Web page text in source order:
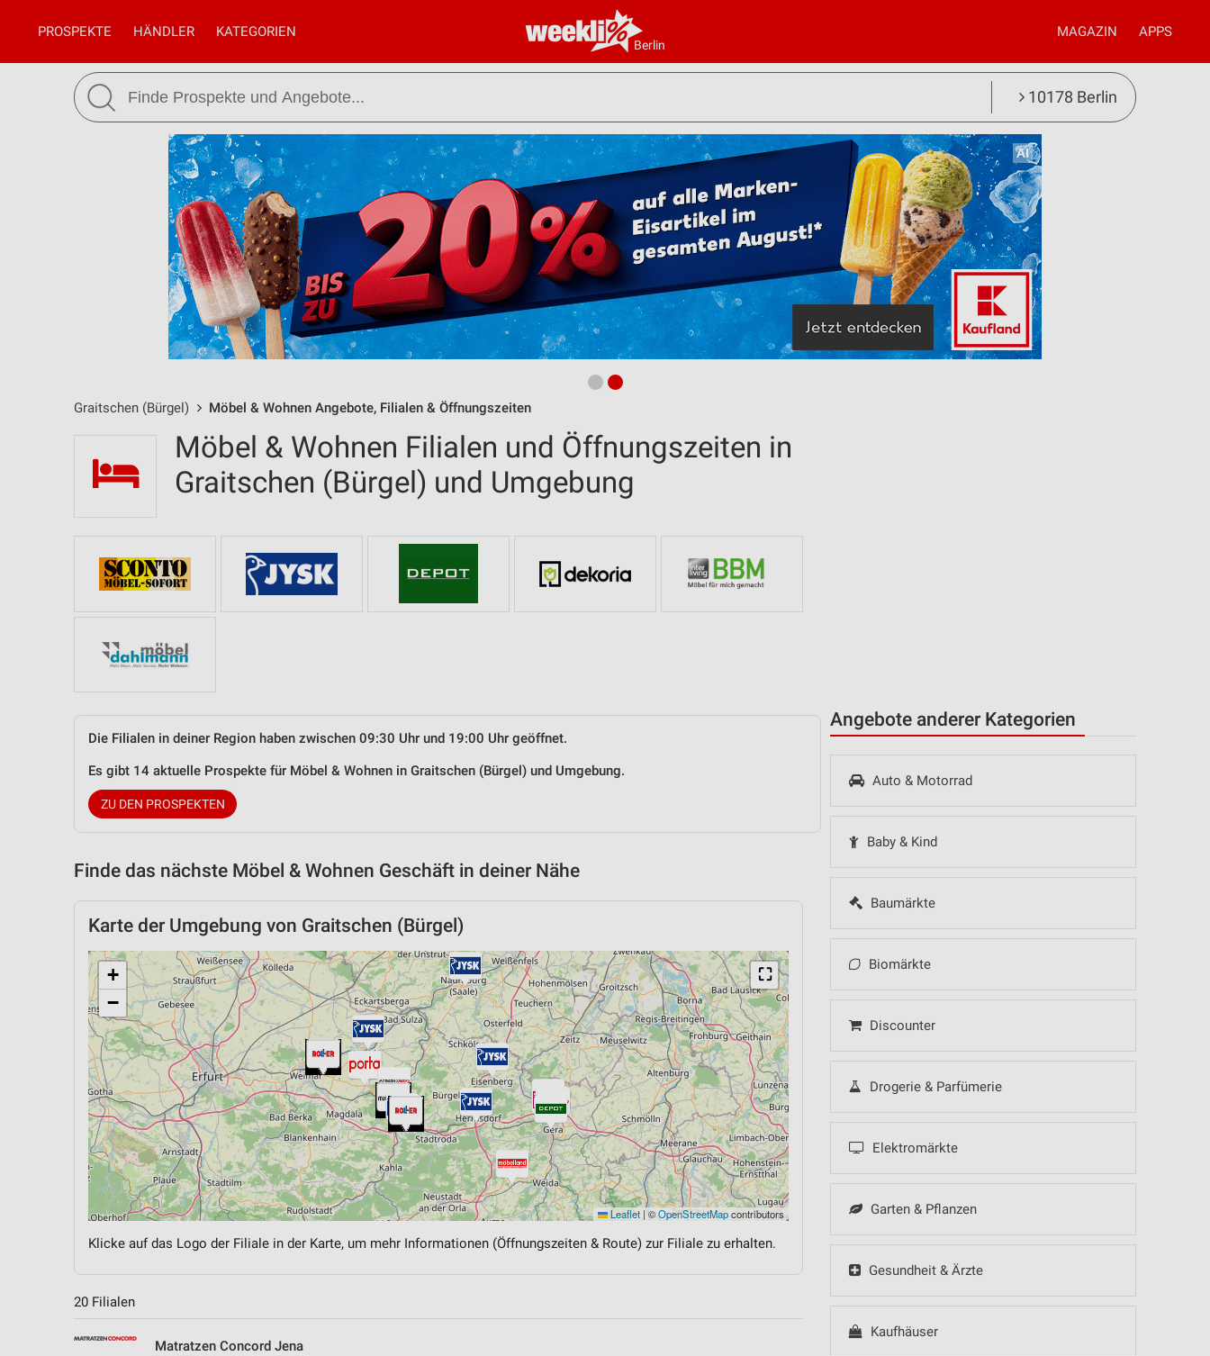
Berlin
PROSPEKTE HÄNDLER KATEGORIEN MAGAZIN APPS
10178 Berlin
Graitschen (Bürgel) Möbel & Wohnen Angebote, Filialen & Öffnungszeiten
Angebote anderer Kategorien
Auto & Motorrad
Baby & Kind
Baumärkte
Biomärkte
Discounter
Drogerie & Parfümerie
Elektromärkte
Garten & Pflanzen
Gesundheit & Ärzte
Kaufhäuser
Möbel & Wohnen Filialen und Öffnungszeiten in
Graitschen (Bürgel) und Umgebung
Die Filialen in deiner Region haben zwischen 09:30 Uhr und 19:00 Uhr geöffnet.
Es gibt 14 aktuelle Prospekte für Möbel & Wohnen in Graitschen (Bürgel) und Umgebung.
ZU DEN PROSPEKTEN
Finde das nächste Möbel & Wohnen Geschäft in deiner Nähe
Karte der Umgebung von Graitschen (Bürgel)
⛶
+
−
Leaflet | ©OpenStreetMapcontributors
Klicke auf das Logo der Filiale in der Karte, um mehr Informationen (Öffnungszeiten & Route) zur Filiale zu erhalten.
20 Filialen
Matratzen Concord Jena